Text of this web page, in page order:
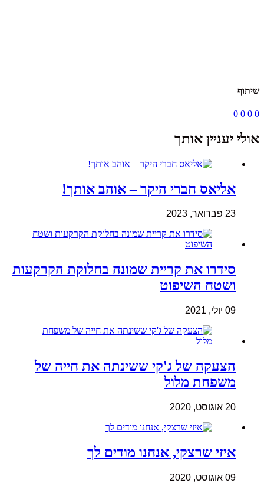
שיתוף
0
0
0
0
אולי יעניין אותך
אליאס חברי היקר – אוהב אותך!
23 פברואר, 2023
סידרו את קריית שמונה בחלוקת הקרקעות
ושטח השיפוט
09 יולי, 2021
הצעקה של ג'קי ששינתה את חייה של
משפחת מלול
20 אוגוסט, 2020
איזי שרצקי, אנחנו מודים לך
09 אוגוסט, 2020